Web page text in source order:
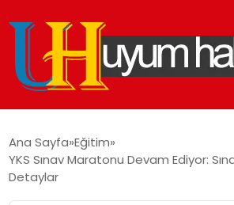
EKONOMI
Ana Sayfa Eğitim
YKS Sınav Maratonu Devam Ediyor:
Detaylar